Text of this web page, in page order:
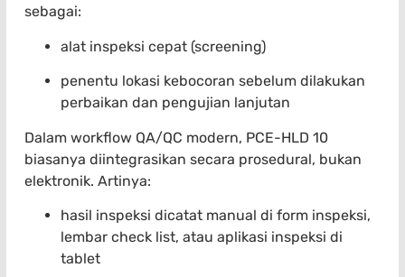
sebagai:
alat inspeksi cepat (screening)
penentu lokasi kebocoran sebelum dilakukan
perbaikan dan pengujian lanjutan
Dalam workflow QA/QC modern, PCE-HLD 10
biasanya diintegrasikan secara prosedural, bukan
elektronik. Artinya:
hasil inspeksi dicatat manual di form inspeksi,
lembar check list, atau aplikasi inspeksi di
tablet